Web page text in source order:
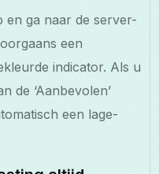
en ga naar de server-
een
indicator. Als u
de ‘Aanbevolen’
een lage-